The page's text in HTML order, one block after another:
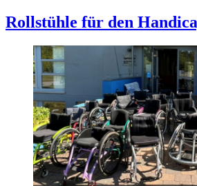
Tennis
bei
Weiss
Rollstühle für den